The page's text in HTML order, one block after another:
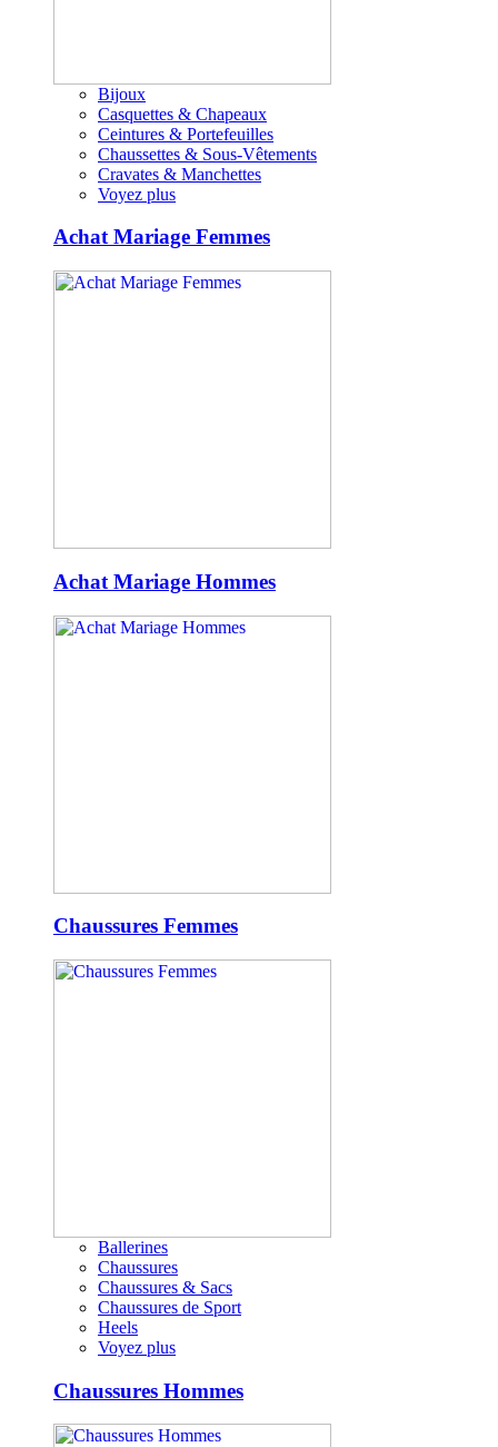
Bijoux
Casquettes & Chapeaux
Ceintures & Portefeuilles
Chaussettes & Sous-Vêtements
Cravates & Manchettes
Voyez plus
Achat Mariage Femmes
Achat Mariage Hommes
Chaussures Femmes
Ballerines
Chaussures
Chaussures & Sacs
Chaussures de Sport
Heels
Voyez plus
Chaussures Hommes